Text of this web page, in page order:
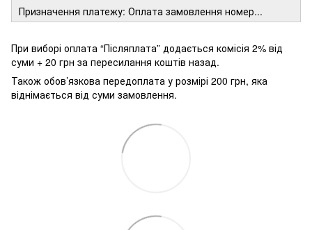
Призначення платежу: Оплата замовлення номер...
При виборі оплата “Післяплата” додається комісія 2% від
суми + 20 грн за пересилання коштів назад.
Також обов’язкова передоплата у розмірі 200 грн, яка
віднімається від суми замовлення.